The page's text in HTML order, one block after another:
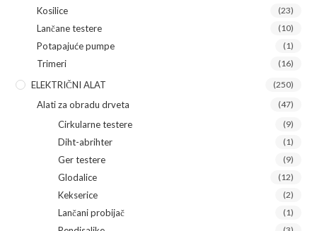
Kosilice (23)
Lančane testere (10)
Potapajuće pumpe (1)
Trimeri (16)
ELEKTRIČNI ALAT (250)
Alati za obradu drveta (47)
Cirkularne testere (9)
Diht-abrihter (1)
Ger testere (9)
Glodalice (12)
Kekserice (2)
Lančani probijač (1)